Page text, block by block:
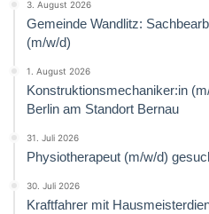
3. August 2026
Gemeinde Wandlitz:
(m/w/d)
1. August 2026
Konstruktionsmechaniker:in
Berlin am Standort Bernau
31. Juli 2026
Physiotherapeut (m/w/d)
30. Juli 2026
Kraftfahrer mit